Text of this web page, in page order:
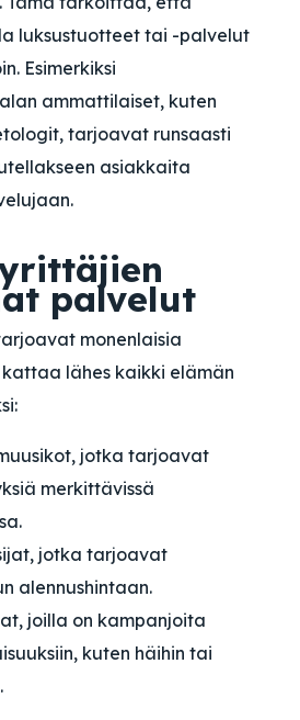
luksustuotteet tai -palvelut
Esimerkiksi
ammattilaiset, kuten
tarjoavat runsaasti
asiakkaita
palvelut
monenlaisia
lähes kaikki elämän
jotka tarjoavat
merkittävissä
jotka tarjoavat
alennushintaan.
joilla on kampanjoita
kuten häihin tai